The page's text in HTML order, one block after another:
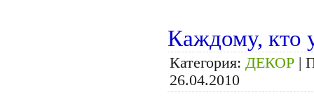
Каждому, кто
Категория: ДЕКОР |
26.04.2010